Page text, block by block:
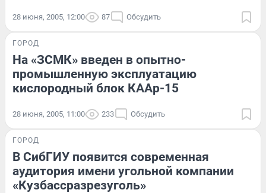
28 июня, 2005, 12:00 87 Обсудить
ГОРОД
На «ЗСМК» введен в опытно-
промышленную эксплуатацию
кислородный блок КААр-15
28 июня, 2005, 11:00 233 Обсудить
ГОРОД
В СибГИУ появится современная
аудитория имени угольной компании
«Кузбассразрезуголь»